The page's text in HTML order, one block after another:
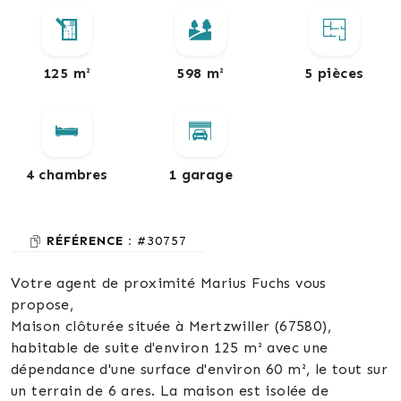
125 m² 598 m² 5 pièces
4 chambres 1 garage
RÉFÉRENCE : #30757
Votre agent de proximité Marius Fuchs vous
propose,
Maison clôturée située à Mertzwiller (67580),
habitable de suite d'environ 125 m² avec une
dépendance d'une surface d'environ 60 m², le tout sur
un terrain de 6 ares. La maison est isolée de